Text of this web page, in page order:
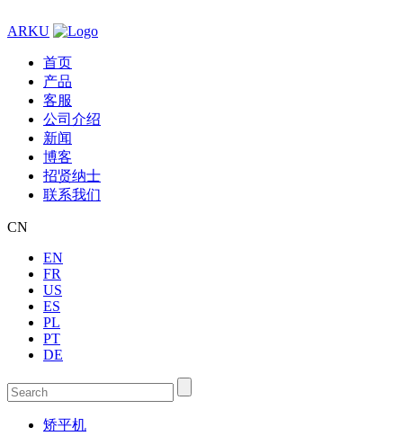
ARKU
首页
产品
客服
公司介绍
新闻
博客
招贤纳士
联系我们
CN
EN
FR
US
ES
PL
PT
DE
矫平机